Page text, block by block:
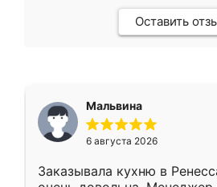
Оставить
Мальвина
6 августа 2026
Заказывала кухню в